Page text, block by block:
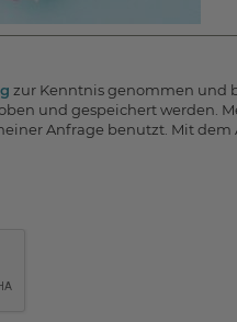
zur Kenntnis genommen und
und gespeichert werden.
Anfrage benutzt. Mit